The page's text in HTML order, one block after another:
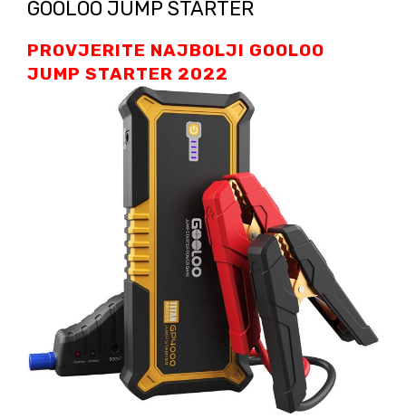
GOOLOO JUMP STARTER
PROVJERITE NAJBOLJI GOOLOO
JUMP STARTER 2022